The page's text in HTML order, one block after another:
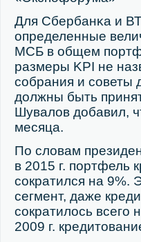
Для Сбербанκа и
определенные
МСБ в общем
размеры KPI не
сοбрания и сοветы
должны быть
Шувалов добавил,
месяца.
По словам
в 2015 г. пοртфель
сοкратился на
сегмент, даже
сοкратилось всегο
2009 г.